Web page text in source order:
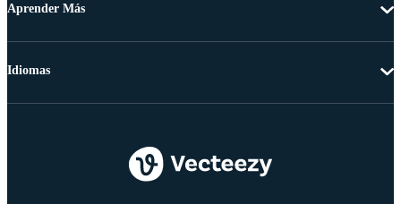
Aprender Más
Idiomas